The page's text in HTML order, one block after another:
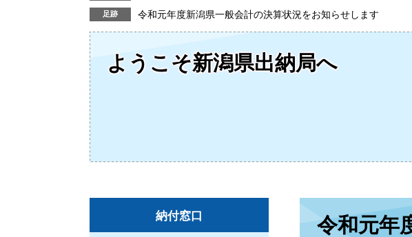
令和元年度新潟県一般会計の決算状況をお知らせします
ようこそ新潟県出納局へ
令和元年
納付窓口